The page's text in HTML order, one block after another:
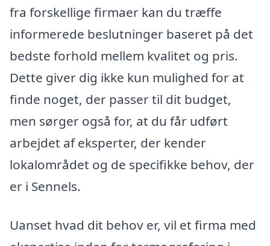
fra forskellige firmaer kan du træffe
informerede beslutninger baseret på det
bedste forhold mellem kvalitet og pris.
Dette giver dig ikke kun mulighed for at
finde noget, der passer til dit budget,
men sørger også for, at du får udført
arbejdet af eksperter, der kender
lokalområdet og de specifikke behov, der
er i Sennels.
Uanset hvad dit behov er, vil et firma med